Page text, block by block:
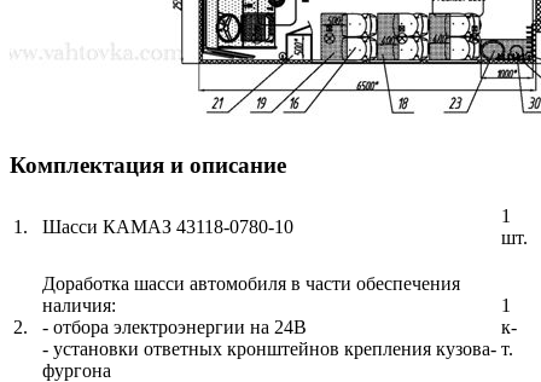
Комплектация и описание
1. Шасси КАМАЗ 43118-0780-10
1
шт.
2.
Доработка шасси автомобиля в части обеспечения
наличия:
- отбора электроэнергии на 24В
- установки ответных кронштейнов крепления кузова-
фургона
1
к-
т.